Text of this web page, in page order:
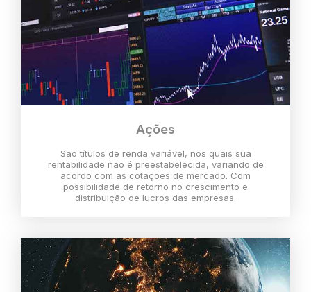
Ações
São títulos de renda variável, nos quais sua
rentabilidade não é preestabelecida, variando de
acordo com as cotações de mercado. Com
possibilidade de retorno no crescimento e
distribuição de lucros das empresas.